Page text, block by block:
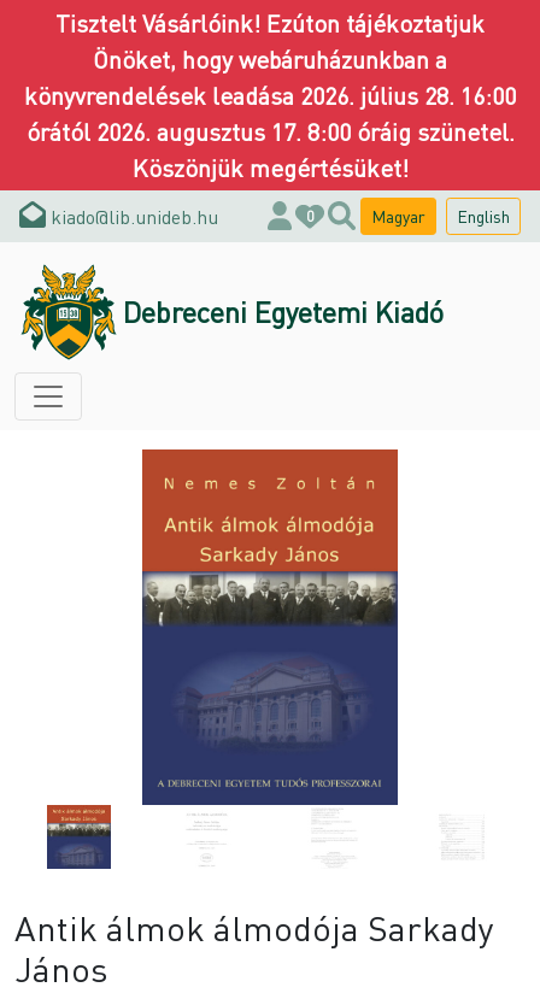
Tisztelt Vásárlóink! Ezúton tájékoztatjuk
Önöket, hogy webáruházunkban a
könyvrendelések leadása 2026. július 28. 16:00
órától 2026. augusztus 17. 8:00 óráig szünetel.
Köszönjük megértésüket!
kiado@lib.unideb.hu 0 Magyar English
Debreceni Egyetemi Kiadó
Antik álmok álmodója Sarkady
János